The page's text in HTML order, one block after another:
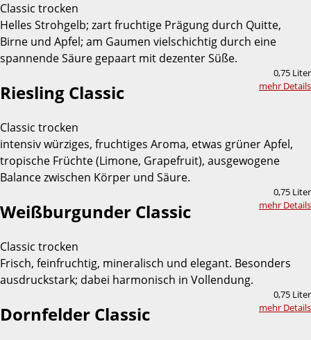
Classic trocken
Helles Strohgelb; zart fruchtige Prägung durch Quitte,
Birne und Apfel; am Gaumen vielschichtig durch eine
spannende Säure gepaart mit dezenter Süße.
0,75 Liter
mehr Details
Riesling Classic
Classic trocken
intensiv würziges, fruchtiges Aroma, etwas grüner Apfel,
tropische Früchte (Limone, Grapefruit), ausgewogene
Balance zwischen Körper und Säure.
0,75 Liter
mehr Details
Weißburgunder Classic
Classic trocken
Frisch, feinfruchtig, mineralisch und elegant. Besonders
ausdruckstark; dabei harmonisch in Vollendung.
0,75 Liter
mehr Details
Dornfelder Classic